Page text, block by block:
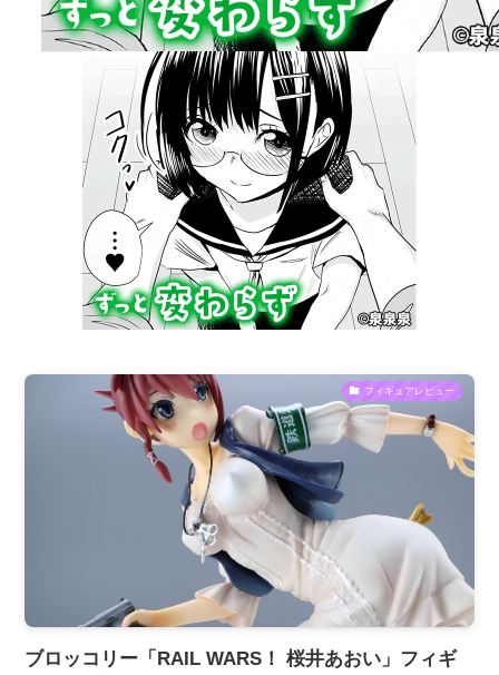
フィギュアレビュー
ブロッコリー「RAIL WARS！ 桜井あおい」フィギ